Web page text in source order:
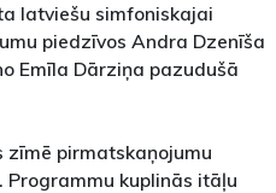
latviešu simfoniskajai
piedzīvos Andra Dzenīša
Emīla Dārziņa pazudušā
zīmē pirmatskaņojumu
Programmu kuplinās itāļu